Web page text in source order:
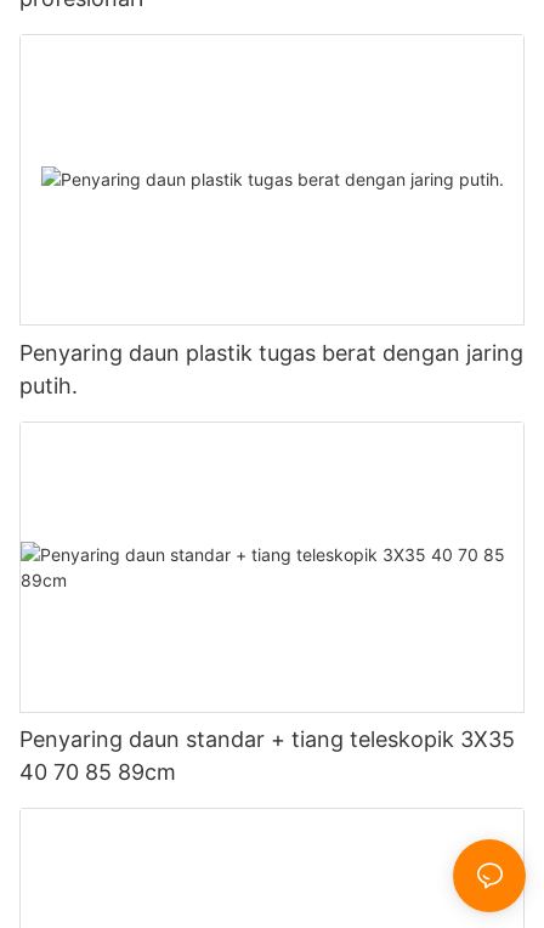
Penyaring daun plastik tugas berat dengan jaring
putih.
Penyaring daun standar + tiang teleskopik 3X35
40 70 85 89cm